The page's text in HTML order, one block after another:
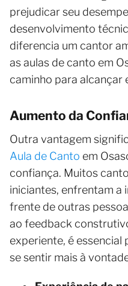
prejudicar seu
desenvolvimento
diferencia um cantor
as aulas de canto em
caminho para alcançar
Aumento da
Outra vantagem
Aula de Canto em
confiança. Muitos
iniciantes, enfrentam a
frente de outras
ao feedback
experiente, é essencial
se sentir mais à